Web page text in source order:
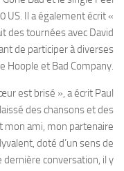
US. Il a également écrit «
des tournées avec David
de participer à diverses
Hoople et Bad Company.
est brisé », a écrit Paul
des chansons et des
mon ami, mon partenaire
doté d’un sens de
dernière conversation, il y